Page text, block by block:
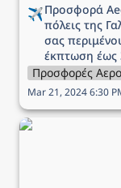
✈️Προσφορά
πόλεις της
σας
έκπτωση έως
Προσφορές
Mar 21, 2024 6:30
Προσφορά